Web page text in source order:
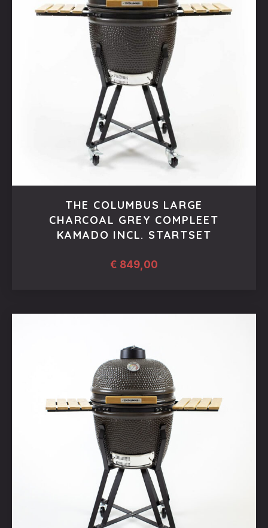
THE COLUMBUS LARGE
CHARCOAL GREY COMPLEET
KAMADO INCL. STARTSET
€ 849,00